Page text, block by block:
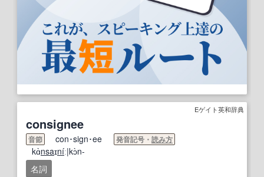
Eゲイト英和辞典
consignee
音節 con･sign･ee 発音記号・ 読み方
kɑ̀nsaɪníː|kɔ̀n-
名詞